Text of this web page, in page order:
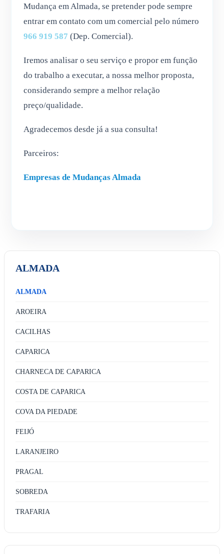
Mudança em Almada, se pretender pode sempre
entrar em contato com um comercial pelo número
966 919 587 (Dep. Comercial).
Iremos analisar o seu serviço e propor em função
do trabalho a executar, a nossa melhor proposta,
considerando sempre a melhor relação
preço/qualidade.
Agradecemos desde já a sua consulta!
Parceiros:
Empresas de Mudanças Almada
ALMADA
ALMADA
AROEIRA
CACILHAS
CAPARICA
CHARNECA DE CAPARICA
COSTA DE CAPARICA
COVA DA PIEDADE
FEIJÓ
LARANJEIRO
PRAGAL
SOBREDA
TRAFARIA